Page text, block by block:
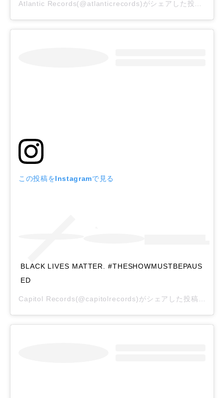
Atlantic Records(@atlanticrecords)がシェアした投稿
この投稿をInstagramで見る
BLACK LIVES MATTER. #THESHOWMUSTBEPAUS
ED
Capitol Records(@capitolrecords)がシェアした投稿 –